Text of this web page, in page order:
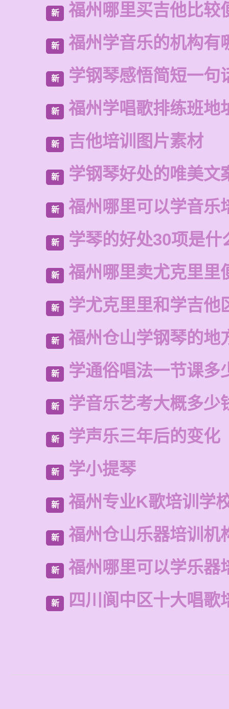
新 福州哪里买吉他比较
新 福州学音乐的机构有
新 学钢琴感悟简短一句
新 福州学唱歌排练班地
新 吉他培训图片素材
新 学钢琴好处的唯美文
新 福州哪里可以学音乐
新 学琴的好处30项是什
新 福州哪里卖尤克里里
新 学尤克里里和学吉他
新 福州仓山学钢琴的地
新 学通俗唱法一节课多
新 学音乐艺考大概多少
新 学声乐三年后的变化
新 学小提琴
新 福州专业K歌培训学
新 福州仓山乐器培训机
新 福州哪里可以学乐器
新 四川阆中区十大唱歌